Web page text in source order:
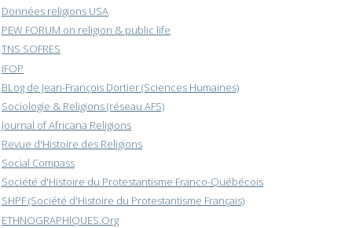
Données religions USA
PEW FORUM on religion & public life
TNS SOFRES
IFOP
BLog de Jean-François Dortier (Sciences Humaines)
Sociologie & Religions (réseau AFS)
Journal of Africana Religions
Revue d'Histoire des Religions
Social Compass
Société d'Histoire du Protestantisme Franco-Québécois
SHPF (Société d'Histoire du Protestantisme Français)
ETHNOGRAPHIQUES.Org